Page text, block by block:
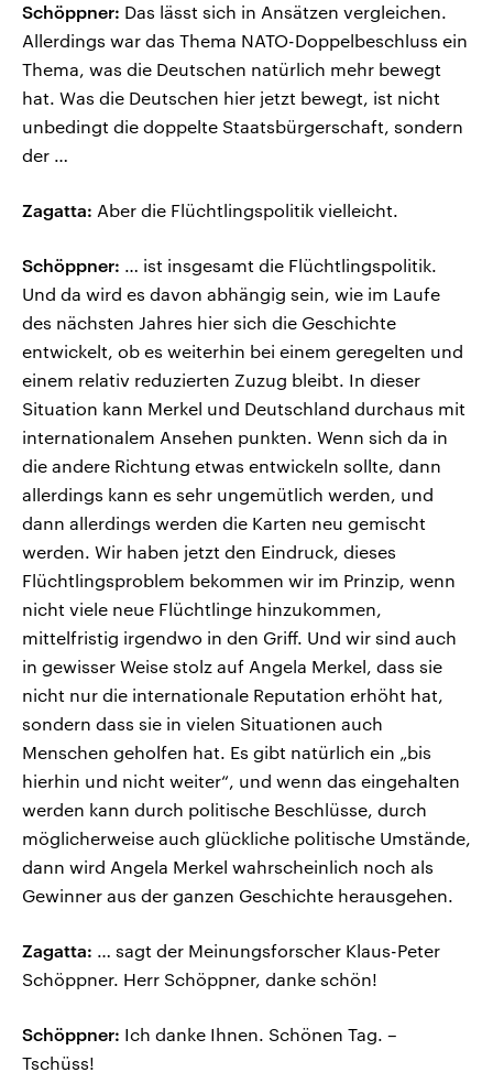
Schöppner: Das lässt sich in Ansätzen vergleichen.
Allerdings war das Thema NATO-Doppelbeschluss ein
Thema, was die Deutschen natürlich mehr bewegt
hat. Was die Deutschen hier jetzt bewegt, ist nicht
unbedingt die doppelte Staatsbürgerschaft, sondern
der …
Zagatta: Aber die Flüchtlingspolitik vielleicht.
Schöppner: … ist insgesamt die Flüchtlingspolitik.
Und da wird es davon abhängig sein, wie im Laufe
des nächsten Jahres hier sich die Geschichte
entwickelt, ob es weiterhin bei einem geregelten und
einem relativ reduzierten Zuzug bleibt. In dieser
Situation kann Merkel und Deutschland durchaus mit
internationalem Ansehen punkten. Wenn sich da in
die andere Richtung etwas entwickeln sollte, dann
allerdings kann es sehr ungemütlich werden, und
dann allerdings werden die Karten neu gemischt
werden. Wir haben jetzt den Eindruck, dieses
Flüchtlingsproblem bekommen wir im Prinzip, wenn
nicht viele neue Flüchtlinge hinzukommen,
mittelfristig irgendwo in den Griff. Und wir sind auch
in gewisser Weise stolz auf Angela Merkel, dass sie
nicht nur die internationale Reputation erhöht hat,
sondern dass sie in vielen Situationen auch
Menschen geholfen hat. Es gibt natürlich ein „bis
hierhin und nicht weiter“, und wenn das eingehalten
werden kann durch politische Beschlüsse, durch
möglicherweise auch glückliche politische Umstände,
dann wird Angela Merkel wahrscheinlich noch als
Gewinner aus der ganzen Geschichte herausgehen.
Zagatta: … sagt der Meinungsforscher Klaus-Peter
Schöppner. Herr Schöppner, danke schön!
Schöppner: Ich danke Ihnen. Schönen Tag. –
Tschüss!